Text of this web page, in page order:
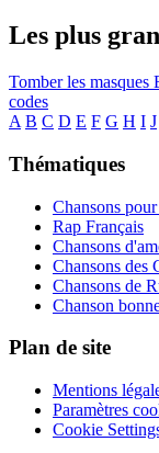
Les plus
Tomber les masques
codes
A B C D E F G H I J
Thématiques
Chansons
Rap Français
Chansons
Chansons des
Chansons de
Chanson
Plan de site
Mentions
Paramètres
Cookie